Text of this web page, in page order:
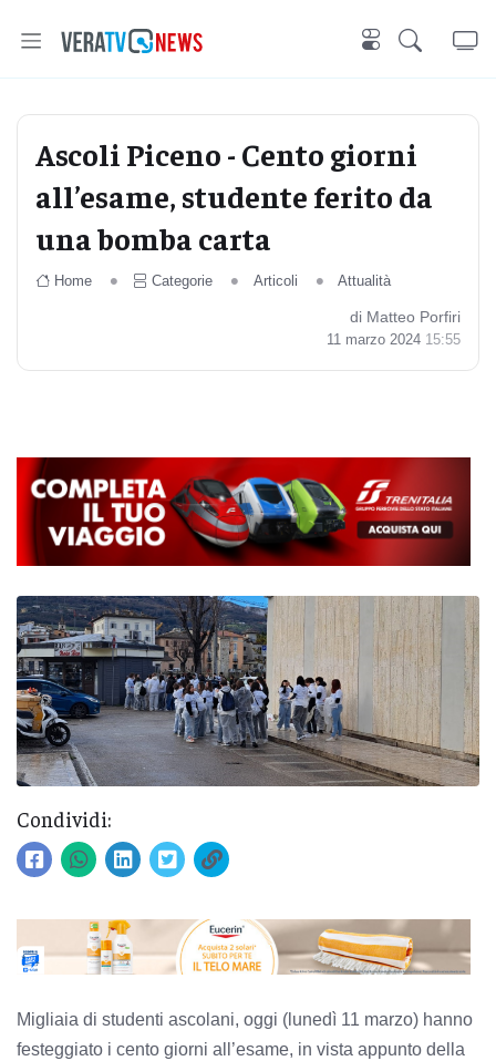
Ascoli Piceno - Cento giorni
all’esame, studente ferito da
una bomba carta
Home Categorie Articoli Attualità
di Matteo Porfiri
11 marzo 2024 15:55
Condividi:
Migliaia di studenti ascolani, oggi (lunedì 11 marzo) hanno
festeggiato i cento giorni all’esame, in vista appunto della